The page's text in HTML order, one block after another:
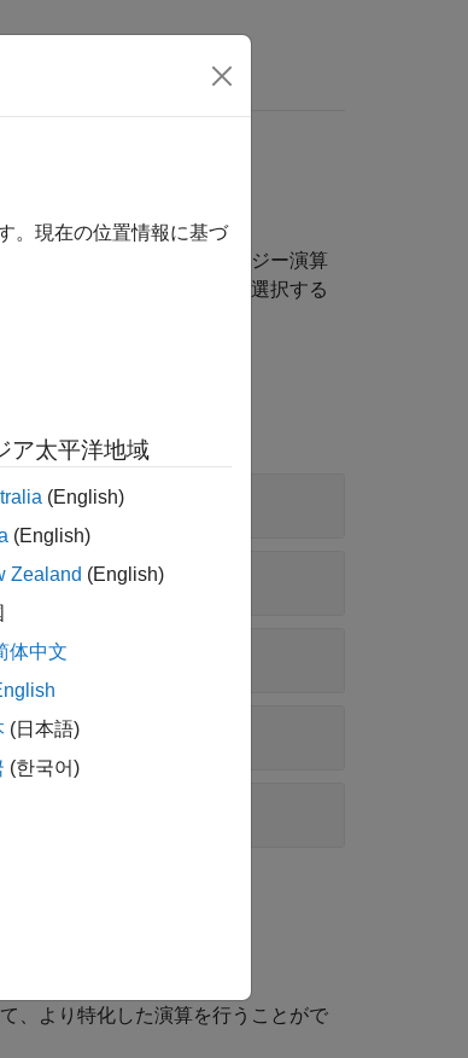
作の総称です。モルフォロジー演算
す。近傍のサイズと形状を選択する
、より特化した演算を行うことがで
。現在の位置情報に基づ
ア太平洋地域
(English)
(English)
Zealand (English)
体中文
(日本語)
(한국어)